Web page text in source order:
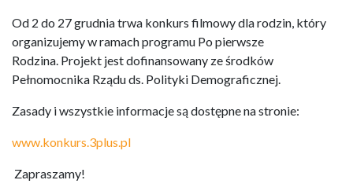
Od 2 do 27 grudnia trwa konkurs filmowy dla rodzin, który
organizujemy w ramach programu Po pierwsze
Rodzina. Projekt jest dofinansowany ze środków
Pełnomocnika Rządu ds. Polityki Demograficznej.
Zasady i wszystkie informacje są dostępne na stronie:
www.konkurs.3plus.pl
Zapraszamy!